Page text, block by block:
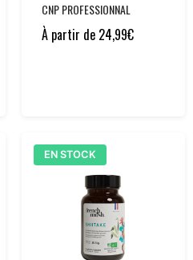
CNP PROFESSIONNAL
À partir de 24,99€
EN STOCK